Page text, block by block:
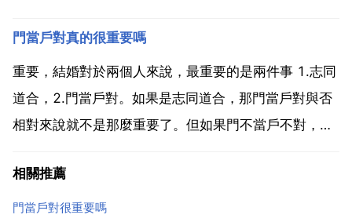
也不會幸福。很多人現在覺得戀愛結婚，門當戶對，這
事情是一件比較封建的思想，其實我覺得並不是這樣
的。戀愛結婚門...
門當戶對真的很重要嗎
重要，結婚對於兩個人來說，最重要的是兩件事 1.志同
道合，2.門當戶對。如果是志同道合，那門當戶對與否
相對來說就不是那麼重要了。但如果門不當戶不對，兩
重要在於會不會因為觀念和錢的事情發生分歧。門當戶
對，指的是兩方面 錢 觀念 雙方家庭。門當戶對的重要
相關推薦
門當戶對很重要嗎